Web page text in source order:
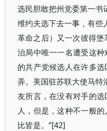
选民胆敢把州党委第一书
维约夫选下去一事，有些
革命之后）又一次彼得
治局中唯一一名遭受这
的共产党候选人在许多
弄。美国驻苏联大使马特
友所言，在没有对手的
人，但是，这种不一般
比皆是。”[42]